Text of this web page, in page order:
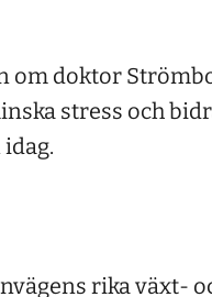
om doktor
stress och
rika växt-